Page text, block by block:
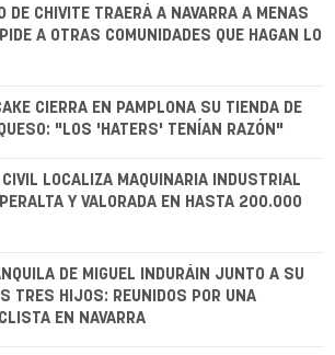
DE CHIVITE TRAERÁ A NAVARRA A MENAS
A OTRAS COMUNIDADES QUE HAGAN LO
CIERRA EN PAMPLONA SU TIENDA DE
"LOS 'HATERS' TENÍAN RAZÓN"
CIVIL LOCALIZA MAQUINARIA INDUSTRIAL
Y VALORADA EN HASTA 200.000
DE MIGUEL INDURÁIN JUNTO A SU
TRES HIJOS: REUNIDOS POR UNA
EN NAVARRA